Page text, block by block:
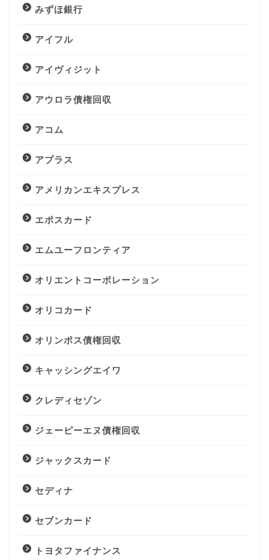
みずほ銀行
アイフル
アイヴィジット
アウロラ債権回収
アコム
アプラス
アメリカンエキスプレス
エポスカード
エムユーフロンティア
オリエントコーポレーション
オリコカード
オリンポス債権回収
キャッシングエイワ
クレディセゾン
ジェーピーエヌ債権回収
ジャックスカード
セディナ
セブンカード
トヨタファイナンス